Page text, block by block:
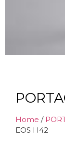
Home /
EOS H42